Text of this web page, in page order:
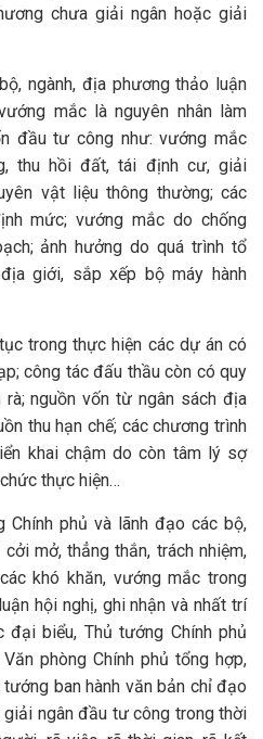
chưa giải ngân hoặc giải
ngành, địa phương thảo luận
mắc là nguyên nhân làm
đầu tư công như: vướng mắc
thu hồi đất, tái định cư, giải
vật liệu thông thường; các
mức; vướng mắc do chống
ảnh hưởng do quá trình tổ
giới, sắp xếp bộ máy hành
trong thực hiện các dự án có
công tác đấu thầu còn có quy
nguồn vốn từ ngân sách địa
thu hạn chế; các chương trình
khai chậm do còn tâm lý sợ
thực hiện…
Chính phủ và lãnh đạo các bộ,
mở, thẳng thắn, trách nhiệm,
khó khăn, vướng mắc trong
hội nghị, ghi nhận và nhất trí
biểu, Thủ tướng Chính phủ
phòng Chính phủ tổng hợp,
ban hành văn bản chỉ đạo
ngân đầu tư công trong thời